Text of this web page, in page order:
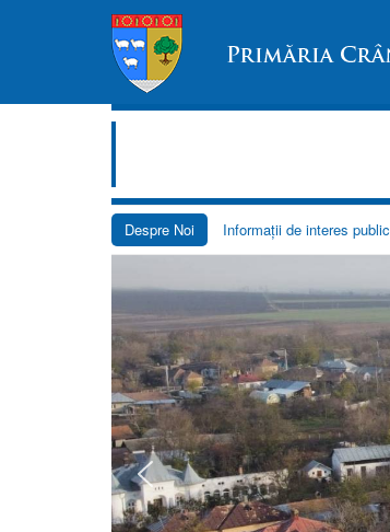
Despre Noi Informații de interes public